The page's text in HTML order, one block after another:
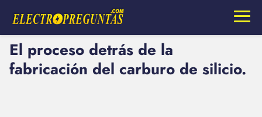
El proceso detrás de la
fabricación del carburo de silicio.